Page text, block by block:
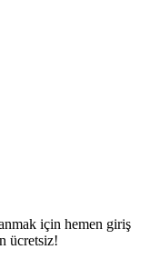
için hemen giriş
ücretsiz!